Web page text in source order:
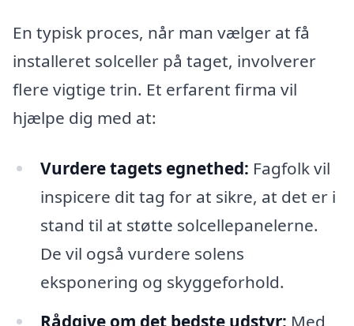
En typisk proces, når man vælger at få
installeret solceller på taget, involverer
flere vigtige trin. Et erfarent firma vil
hjælpe dig med at:
Vurdere tagets egnethed: Fagfolk vil
inspicere dit tag for at sikre, at det er i
stand til at støtte solcellepanelerne.
De vil også vurdere solens
eksponering og skyggeforhold.
Rådgive om det bedste udstyr: Med